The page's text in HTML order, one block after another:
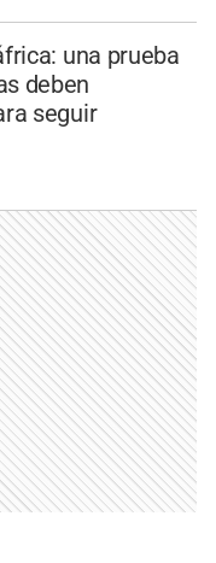
una prueba
deben
seguir